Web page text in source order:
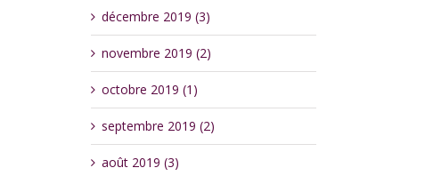
décembre 2019 (3)
novembre 2019 (2)
octobre 2019 (1)
septembre 2019 (2)
août 2019 (3)